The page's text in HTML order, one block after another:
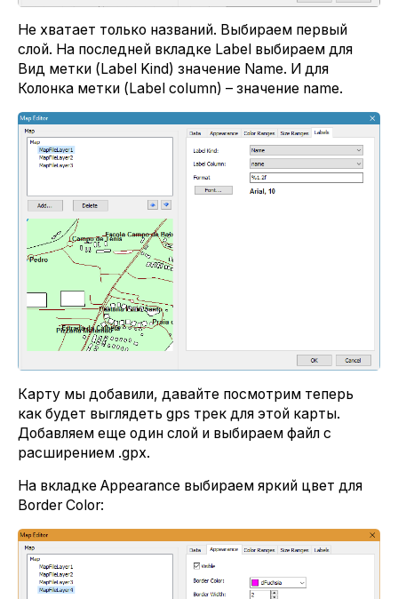
Не хватает только названий. Выбираем первый
слой. На последней вкладке Label выбираем для
Вид метки (Label Kind) значение Name. И для
Колонка метки (Label column) – значение name.
Карту мы добавили, давайте посмотрим теперь
как будет выглядеть gps трек для этой карты.
Добавляем еще один слой и выбираем файл с
расширением .gpx.
На вкладке Appearance выбираем яркий цвет для
Border Color: